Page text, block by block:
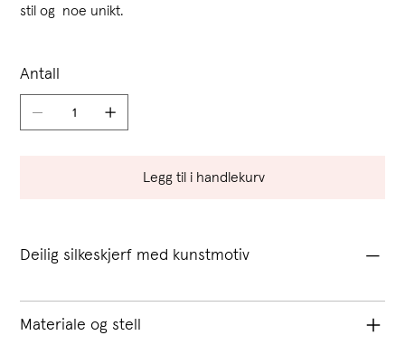
stil og noe unikt.
Antall
Legg til i handlekurv
Deilig silkeskjerf med kunstmotiv
Materiale og stell